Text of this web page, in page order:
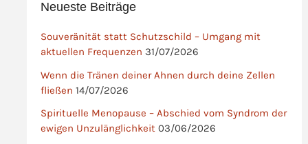
Neueste Beiträge
Souveränität statt Schutzschild – Umgang mit
aktuellen Frequenzen 31/07/2026
Wenn die Tränen deiner Ahnen durch deine Zellen
fließen 14/07/2026
Spirituelle Menopause – Abschied vom Syndrom der
ewigen Unzulänglichkeit 03/06/2026